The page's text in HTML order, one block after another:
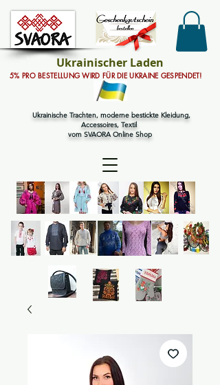
Ukrainische Trachten, moderne bestickte Kleidung,
Accessoires, Textil
vom SVAORA Online Shop
5% PRO BESTELLUNG WIRD FÜR DIE UKRAINE GESPENDET!
Ukrainischer Laden